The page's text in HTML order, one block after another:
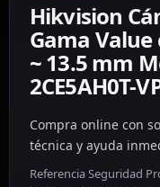
Hikvision
Gama Value
~ 13.5 mm
2CE5AH0T-
Compra online con
técnica y ayuda
Referencia Seguridad